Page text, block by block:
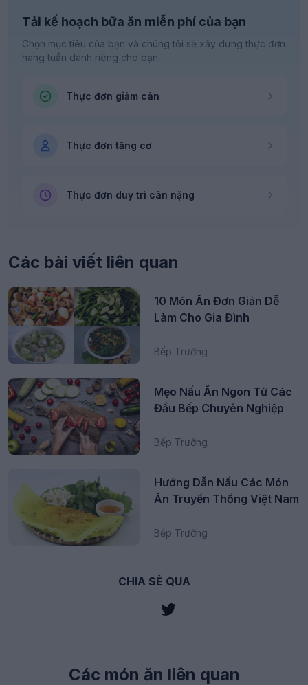
Tải kế hoạch bữa ăn miễn phí của bạn
Chọn mục tiêu của bạn và chúng tôi sẽ xây dựng thực đơn
hàng tuần dành riêng cho bạn.
Thực đơn giảm cân
Thực đơn tăng cơ
Thực đơn duy trì cân nặng
Các bài viết liên quan
10 Món Ăn Đơn Giản Dễ
Làm Cho Gia Đình
Bếp Trưởng
Mẹo Nấu Ăn Ngon Từ Các
Đầu Bếp Chuyên Nghiệp
Bếp Trưởng
Hướng Dẫn Nấu Các Món
Ăn Truyền Thống Việt Nam
Bếp Trưởng
CHIA SẺ QUA
Các món ăn liên quan